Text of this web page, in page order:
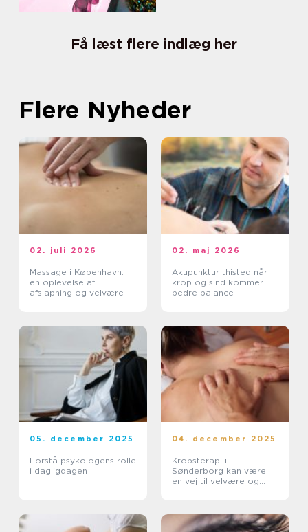
Få læst flere indlæg her
Flere Nyheder
02. juli 2026
Massage i København:
en oplevelse af
afslapning og velvære
02. maj 2026
Akupunktur thisted når
krop og sind kommer i
bedre balance
05. december 2025
Forstå psykologens rolle
i dagligdagen
04. december 2025
Kropsterapi i
Sønderborg kan være
en vej til velvære og